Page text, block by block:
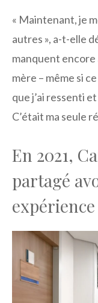
« Maintenant, je
autres », a-t-elle
manquent encore
mère – même si
que j’ai ressenti
C’était ma seule
En 2021,
partagé